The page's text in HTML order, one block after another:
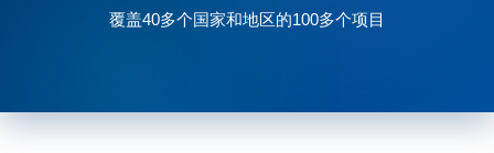
覆盖40多个国家和地区的100多个项目